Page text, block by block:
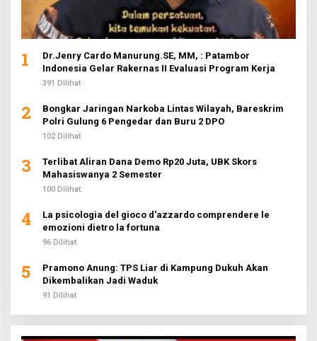
1
Dr.Jenry Cardo Manurung.SE, MM, : Patambor
Indonesia Gelar Rakernas II Evaluasi Program Kerja
391 Dilihat
2
Bongkar Jaringan Narkoba Lintas Wilayah, Bareskrim
Polri Gulung 6 Pengedar dan Buru 2 DPO
102 Dilihat
3
Terlibat Aliran Dana Demo Rp20 Juta, UBK Skors
Mahasiswanya 2 Semester
100 Dilihat
4
La psicologia del gioco d'azzardo comprendere le
emozioni dietro la fortuna
96 Dilihat
5
Pramono Anung: TPS Liar di Kampung Dukuh Akan
Dikembalikan Jadi Waduk
91 Dilihat